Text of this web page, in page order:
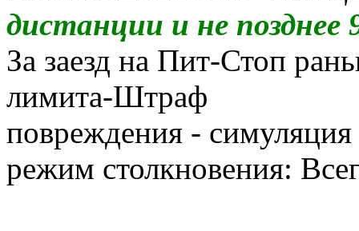
дистанции и не позднее
За заезд на Пит-Стоп
лимита-Штраф
повреждения - симуляция
режим столкновения: